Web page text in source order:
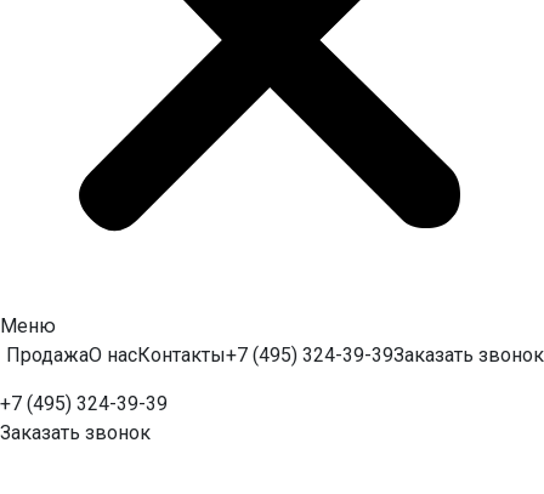
Меню
ПродажаО насКонтакты+7 (495) 324-39-39Заказать звонок
+7 (495) 324-39-39
Заказать звонок